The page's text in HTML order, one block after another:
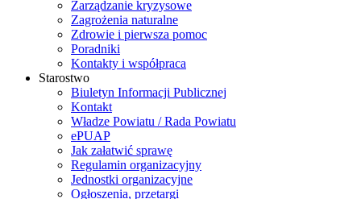
Zarządzanie kryzysowe
Zagrożenia naturalne
Zdrowie i pierwsza pomoc
Poradniki
Kontakty i współpraca
Starostwo
Biuletyn Informacji Publicznej
Kontakt
Władze Powiatu / Rada Powiatu
ePUAP
Jak załatwić sprawę
Regulamin organizacyjny
Jednostki organizacyjne
Ogłoszenia, przetargi